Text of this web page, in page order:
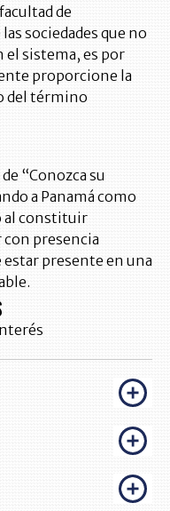
de
sociedades que no
el sistema, es por
proporcione la
del término
“Conozca su
a Panamá como
al constituir
con presencia
presente en una